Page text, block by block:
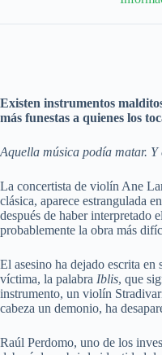
Existen instrumentos
más funestas a quienes los
Aquella música podía matar.
La concertista de violín Ane
clásica, aparece estrangulada
después de haber interpretado el
probablemente la obra más
El asesino ha dejado escrita en
víctima, la palabra Iblis, que
instrumento, un violín
cabeza un demonio, ha
Raúl Perdomo, uno de los